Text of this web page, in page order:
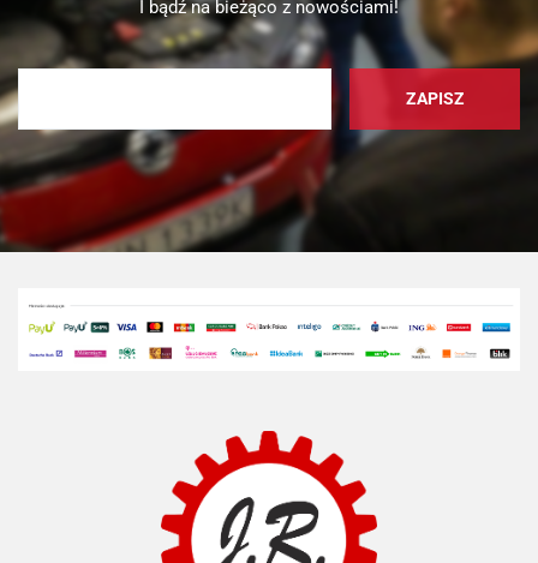
I bądź na bieżąco z nowościami!